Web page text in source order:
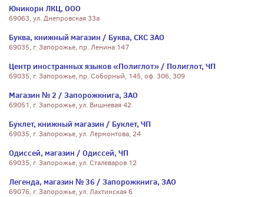
Юникорн ЛКЦ, ООО
69063, ул. Днепровская 33а
Буква, книжный магазин / Буква, СКС ЗАО
69035, г. Запорожье, пр. Ленина 147
Центр иностранных языков «Полиглот» / Полиглот, ЧП
69035, г. Запорожье, пр. Соборный, 145, оф. 306, 309
Магазин № 2 / Запорожкнига, ЗАО
69051, г. Запорожье, ул. Вишневая 42
Буклет, книжный магазин / Буклет, ЧП
69035, г. Запорожье, ул. Лермонтова, 24
Одиссей, магазин / Одиссей, ЧП
69035, г. Запорожье, ул. Сталеваров 12
Легенда, магазин № 36 / Запорожкнига, ЗАО
69076, г. Запорожье, ул. Лахтинская 6